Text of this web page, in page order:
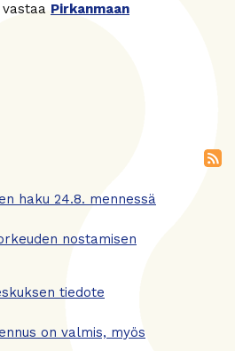
Pirkanmaan
haku 24.8. mennessä
nostamisen
tiedote
on valmis, myös